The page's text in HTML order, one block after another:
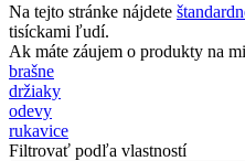
Na tejto stránke nájdete
tisíckami ľudí.
Ak máte záujem o produkty na
brašne
držiaky
odevy
rukavice
Filtrovať podľa vlastností